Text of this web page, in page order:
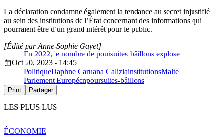
La déclaration condamne également la tendance au secret injustifié
au sein des institutions de l’État concernant des informations qui
pourraient être d’un grand intérêt pour le public.
En 2022, le nombre de poursuites-bâillons explose
[Édité par Anne-Sophie Gayet]
Oct 20, 2023 - 14:45
PolitiqueDaphne Caruana GaliziainstitutionsMalte
Parlement Européenpoursuites-bâillons
Print Partager
LES PLUS LUS
ÉCONOMIE